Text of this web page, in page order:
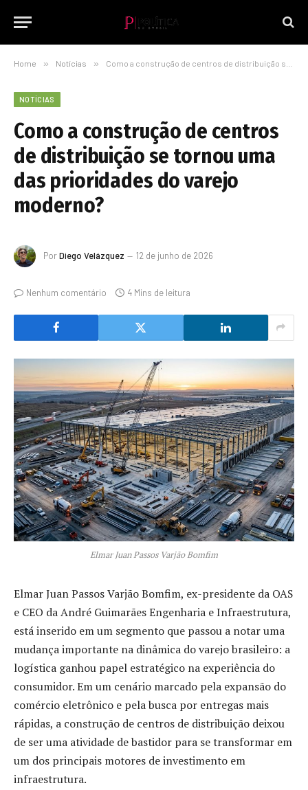
Home » Notícias » Como a construção de centros de distribuição se tornou uma das prioridades do varejo moderno?
NOTÍCIAS
Como a construção de centros
de distribuição se tornou uma
das prioridades do varejo
moderno?
PorDiego Velázquez 12 de junho de 2026
Nenhum comentário 4 Mins de leitura
Elmar Juan Passos Varjão Bomfim
Elmar Juan Passos Varjão Bomfim, ex-presidente da OAS
e CEO da André Guimarães Engenharia e Infraestrutura,
está inserido em um segmento que passou a notar uma
mudança importante na dinâmica do varejo brasileiro: a
logística ganhou papel estratégico na experiência do
consumidor. Em um cenário marcado pela expansão do
comércio eletrônico e pela busca por entregas mais
rápidas, a construção de centros de distribuição deixou
de ser uma atividade de bastidor para se transformar em
um dos principais motores de investimento em
infraestrutura.